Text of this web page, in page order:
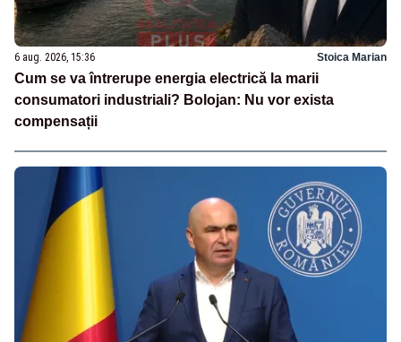
6 aug. 2026, 15:36 Stoica Marian
Cum se va întrerupe energia electrică la marii
consumatori industriali? Bolojan: Nu vor exista
compensații